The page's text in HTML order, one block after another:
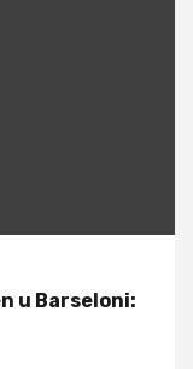
u Barseloni: